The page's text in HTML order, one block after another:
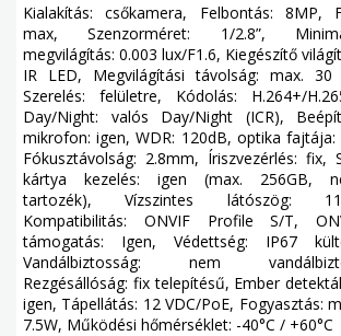
Kialakítás: csőkamera, Felbontás: 8MP,
max, Szenzorméret: 1/2.8”,
megvilágítás: 0.003 lux/F1.6, Kiegészítő
IR LED, Megvilágítási távolság: max. 30
Szerelés: felületre, Kódolás: H.264+/
Day/Night: valós Day/Night (ICR),
mikrofon: igen, WDR: 120dB, optika fajtája:
Fókusztávolság: 2.8mm, Íriszvezérlés: fix,
kártya kezelés: igen (max. 256GB,
tartozék), Vízszintes látószög:
Kompatibilitás: ONVIF Profile S/T,
támogatás: Igen, Védettség: IP67
Vandálbiztosság: nem
Rezgésállóság: fix telepítésű, Ember
igen, Tápellátás: 12 VDC/PoE, Fogyasztás:
7.5W, Működési hőmérséklet: -40°C / +60°C